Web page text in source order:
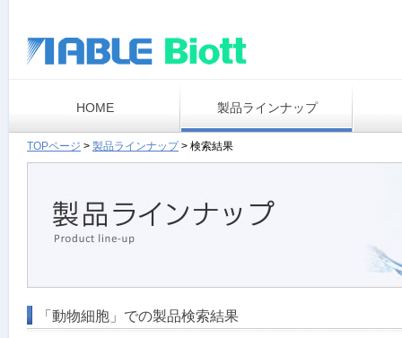
HOME 製品ラインナップ
TOPページ > 製品ラインナップ> 検索結果
「動物細胞」での製品検索結果